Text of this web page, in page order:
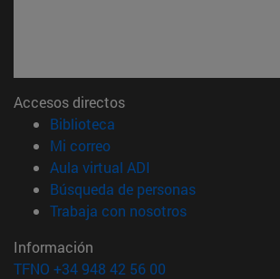
Accesos directos
Biblioteca
Mi correo(abre en nueva ventana)
Aula virtual ADI
Búsqueda de personas(abre en
Trabaja con nosotros(abre en
Información
TFNO +34 948 42 56 00